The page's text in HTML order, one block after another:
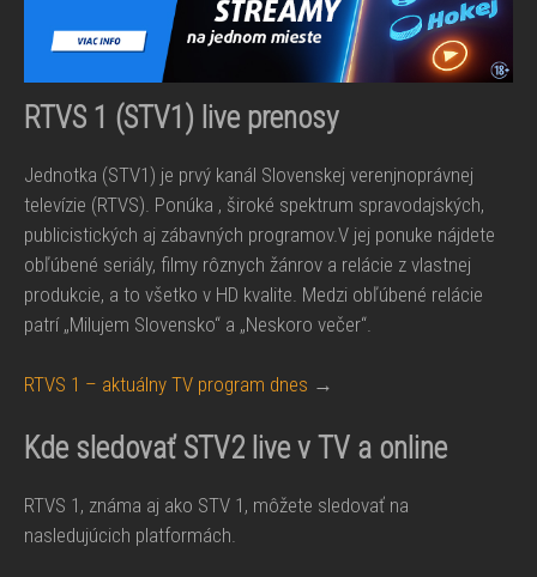
RTVS 1 (STV1) live prenosy
Jednotka (STV1) je prvý kanál Slovenskej verenjnoprávnej
televízie (RTVS). Ponúka , široké spektrum spravodajských,
publicistických aj zábavných programov.V jej ponuke nájdete
obľúbené seriály, filmy rôznych žánrov a relácie z vlastnej
produkcie, a to všetko v HD kvalite. Medzi obľúbené relácie
patrí „Milujem Slovensko“ a „Neskoro večer“.
RTVS 1 – aktuálny TV program dnes →
Kde sledovať STV2 live v TV a online
RTVS 1, známa aj ako STV 1, môžete sledovať na
nasledujúcich platformách.